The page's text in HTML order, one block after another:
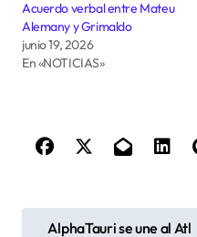
Acuerdo verbal entre Mateu
Alemany y Grimaldo
junio 19, 2026
En «NOTICIAS»
AlphaTauri se une al Atl